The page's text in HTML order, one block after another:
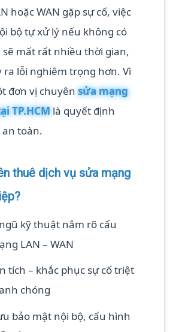
hoặc WAN gặp sự cố, việc
bộ tự xử lý nếu không có
mất rất nhiều thời gian,
ra lỗi nghiêm trọng hơn. Vì
đơn vị chuyênsửa mạng
TP.HCMlà quyết định
toàn.
thuê dịch vụ sửa mạng
kỹ thuật nắm rõ cấu
LAN – WAN
tích – khắc phục sự cố triệt
chóng
bảo mật nội bộ, cấu hình